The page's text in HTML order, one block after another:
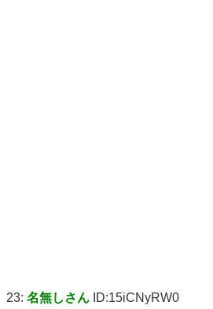
23: 名無しさん ID:15iCNyRW0